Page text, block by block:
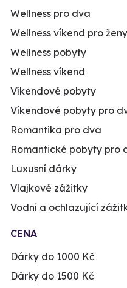
Wellness pro dva
Wellness víkend pro ženy
Wellness pobyty
Wellness víkend
Víkendové pobyty
Víkendové pobyty pro
Romantika pro dva
Romantické pobyty pro
Luxusní dárky
Vlajkové zážitky
Vodní a ochlazující
CENA
Dárky do 1000 Kč
Dárky do 1500 Kč